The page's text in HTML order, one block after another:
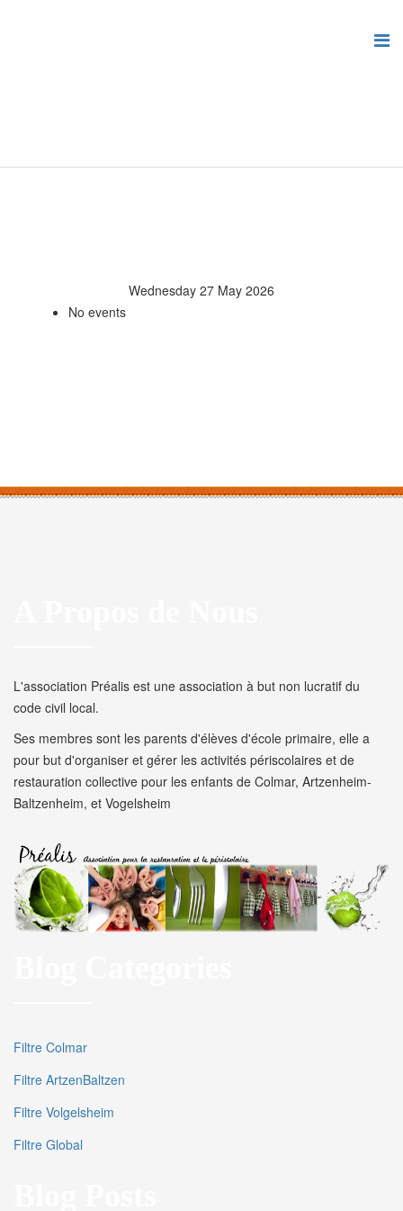
Wednesday 27 May 2026
No events
L'association Préalis est une association à but non lucratif du
code civil local.
Ses membres sont les parents d'élèves d'école primaire, elle a
pour but d'organiser et gérer les activités périscolaires et de
restauration collective pour les enfants de Colmar, Artzenheim-
Baltzenheim, et Vogelsheim
Filtre Colmar
Filtre ArtzenBaltzen
Filtre Volgelsheim
Filtre Global